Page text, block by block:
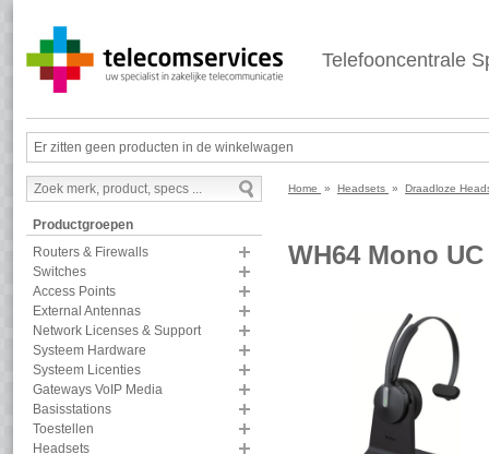
Telefooncentrale
Er zitten geen producten in de winkelwagen
Productgroepen
Routers & Firewalls
Switches
Access Points
External Antennas
Network Licenses & Support
Systeem Hardware
Systeem Licenties
Gateways VoIP Media
Basisstations
Toestellen
Headsets
Home » Headsets » Draadloze
WH64 Mono UC